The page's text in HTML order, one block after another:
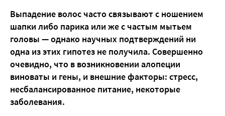
Выпадение волос часто связывают с ношением
шапки либо парика или же с частым мытьем
головы — однако научных подтверждений ни
одна из этих гипотез не получила. Совершенно
очевидно, что в возникновении алопеции
виноваты и гены, и внешние факторы: стресс,
несбалансированное питание, некоторые
заболевания.